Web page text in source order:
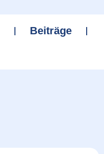
Beiträge